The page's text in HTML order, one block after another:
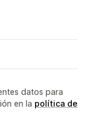
datos para
en la política de